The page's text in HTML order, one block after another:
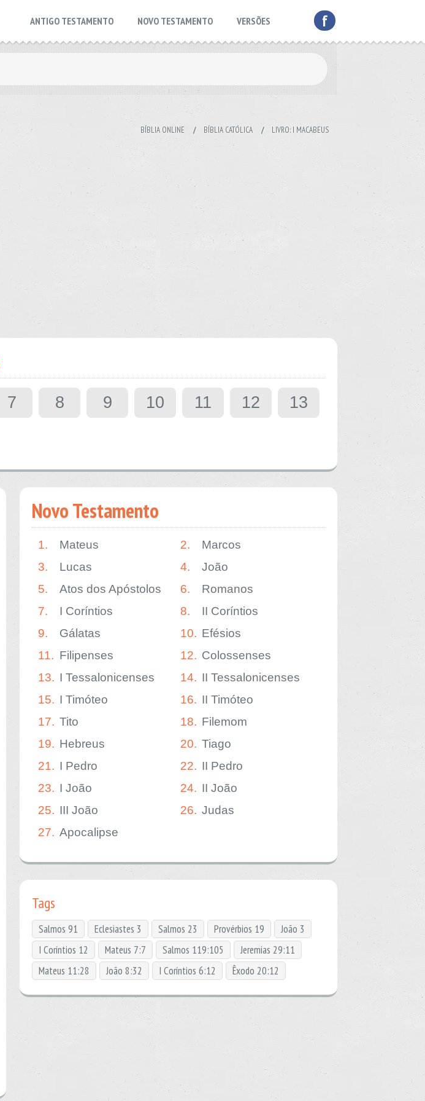
f
ANTIGO TESTAMENTO NOVO TESTAMENTO VERSÕES
BÍBLIA ONLINE / BÍBLIA CATÓLICA / LIVRO: I MACABEUS
7 8 9 10 11 12
13
Novo Testamento
1. Mateus 2.
Marcos
3.
Lucas 4.
João
5.
Atos dos Apóstolos 6.
Romanos
7.
I Coríntios 8.
II Coríntios
9.
Gálatas 10. Efésios
11. Filipenses 12. Colossenses
13. I Tessalonicenses 14. II Tessalonicenses
15. I Timóteo 16. II Timóteo
17. Tito 18. Filemom
19. Hebreus 20. Tiago
21. I Pedro 22. II Pedro
23. I João 24. II João
25. III João 26. Judas
27. Apocalipse
Tags
Salmos 91 Eclesiastes 3 Salmos 23 Provérbios 19
João 3
I Coríntios 12
Mateus 7:7 Salmos 119:105
Jeremias 29:11
Mateus 11:28
João 8:32 I Coríntios 6:12 Êxodo 20:12